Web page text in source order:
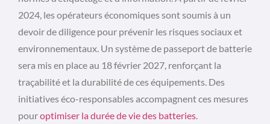
2024, les opérateurs économiques sont soumis à un
devoir de diligence pour prévenir les risques sociaux et
environnementaux. Un système de passeport de batterie
sera mis en place au 18 février 2027, renforçant la
traçabilité et la durabilité de ces équipements. Des
initiatives éco-responsables accompagnent ces mesures
pouroptimiser la durée de vie des batteries